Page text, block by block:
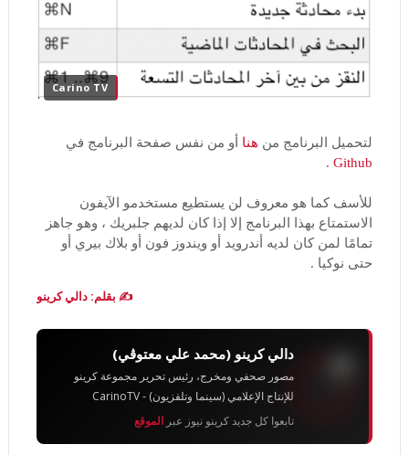
Carino TV
لتحميل البرنامج من هنا أو من نفس صفحة البرنامج في
Github
.
للأسف كما هو معروف لن يستطيع مستخدمو الآيفون
الاستمتاع بهذا البرنامج إلا إذا كان لديهم جلبريك ، وهو جاهز
تمامًا لمن كان لديه أندرويد أو ويندوز فون أو بلاك بيري أو
حتى نوكيا .
✍️ بقلم: دالي كرينو
دالي كرينو (محمد علي معتوڨي)
مصور صحفي ومخرج، رئيس تحرير مجموعة كرينو
للإنتاج الإعلامي (سينما وتلفزيون) - CarinoTV
تابعوا كل جديد كرينو نيوز عبر الموقع